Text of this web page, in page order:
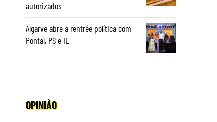
autorizados
Algarve abre a rentrée política com
Pontal, PS e IL
OPINIÃO